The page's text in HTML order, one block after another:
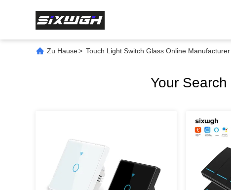
Zu Hause> Touch Light Switch Glass Online Manufacturer
Your Search